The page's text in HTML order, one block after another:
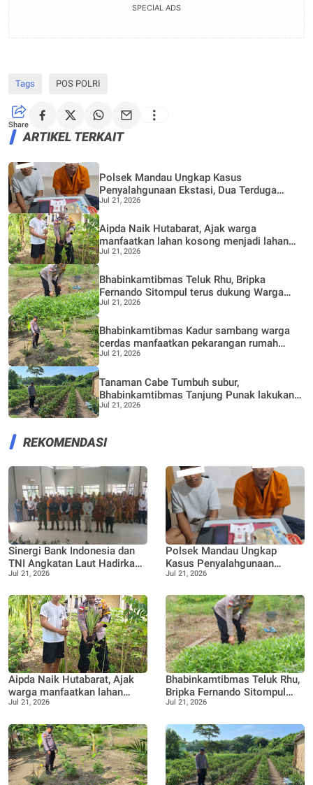
SPECIAL ADS
Tags POS POLRI
Share
ARTIKEL TERKAIT
Polsek Mandau Ungkap Kasus
Penyalahgunaan Ekstasi, Dua Terduga
Diamankan Dukung Program P4GN
Jul 21, 2026
Aipda Naik Hutabarat, Ajak warga
manfaatkan lahan kosong menjadi lahan
Produktif, Perkebunan Nenas
Jul 21, 2026
Bhabinkamtibmas Teluk Rhu, Bripka
Fernando Sitompul terus dukung Warga
dalam pemanfaatan pekarangan Rumah
Jul 21, 2026
Bhabinkamtibmas Kadur sambang warga
cerdas manfaatkan pekarangan rumah
untuk di buat lokasi pertanian bergizi
Jul 21, 2026
Tanaman Cabe Tumbuh subur,
Bhabinkamtibmas Tanjung Punak lakukan
perawatan bersama Petani
Jul 21, 2026
REKOMENDASI
Sinergi Bank Indonesia dan
TNI Angkatan Laut Hadirkan
Ekspedisi Rupiah Berdaulat
Jul 21, 2026
Polsek Mandau Ungkap
Kasus Penyalahgunaan
Ekstasi, Dua Terduga
P4GN
Jul 21, 2026
Aipda Naik Hutabarat, Ajak
warga manfaatkan lahan
kosong menjadi lahan
Jul 21, 2026
Bhabinkamtibmas Teluk Rhu,
Bripka Fernando Sitompul
terus dukung Warga dalam
Rumah
Jul 21, 2026